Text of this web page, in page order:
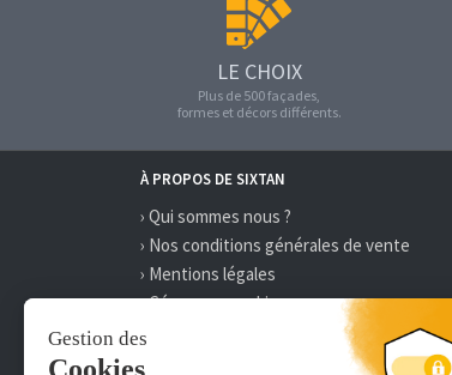
LE CHOIX
Plus de 500 façades,
formes et décors différents.
À PROPOS DE SIXTAN
› Qui sommes nous ?
› Nos conditions générales de vente
› Mentions légales
› Gérer mes cookies
› Délai et frais de livraison
› Paiement 100% sécurisé